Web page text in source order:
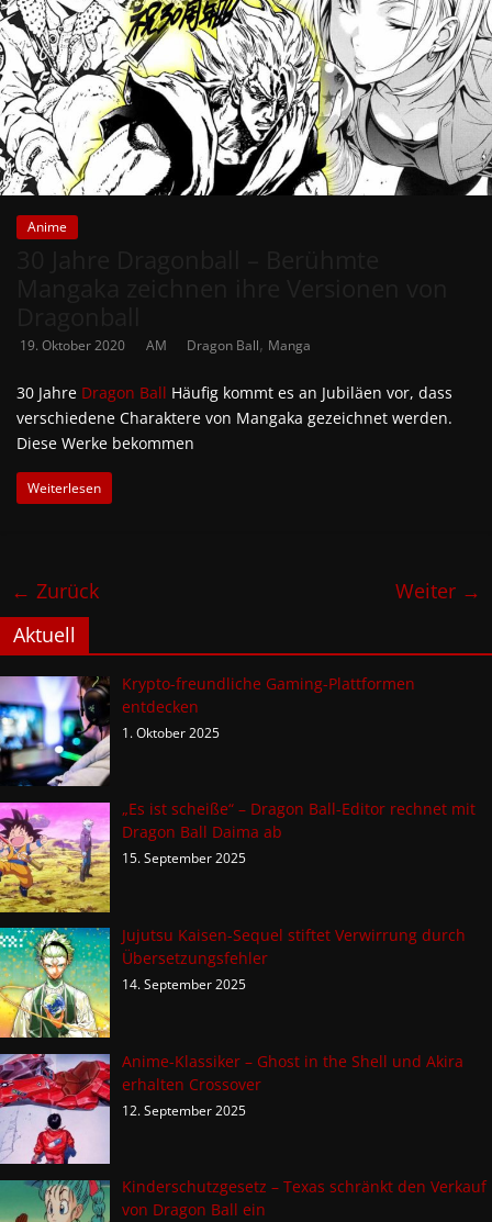
Anime
19. Oktober 2020 AM Dragon Ball, Manga
30 Jahre Dragon Ball Häufig kommt es an Jubiläen vor, dass
verschiedene Charaktere von Mangaka gezeichnet werden.
Diese Werke bekommen
Weiterlesen
← Zurück
Weiter →
Aktuell
Krypto-freundliche Gaming-Plattformen
entdecken
1. Oktober 2025
„Es ist scheiße“ – Dragon Ball-Editor rechnet mit
Dragon Ball Daima ab
15. September 2025
Jujutsu Kaisen-Sequel stiftet Verwirrung durch
Übersetzungsfehler
14. September 2025
Anime-Klassiker – Ghost in the Shell und Akira
erhalten Crossover
12. September 2025
Kinderschutzgesetz – Texas schränkt den Verkauf
von Dragon Ball ein